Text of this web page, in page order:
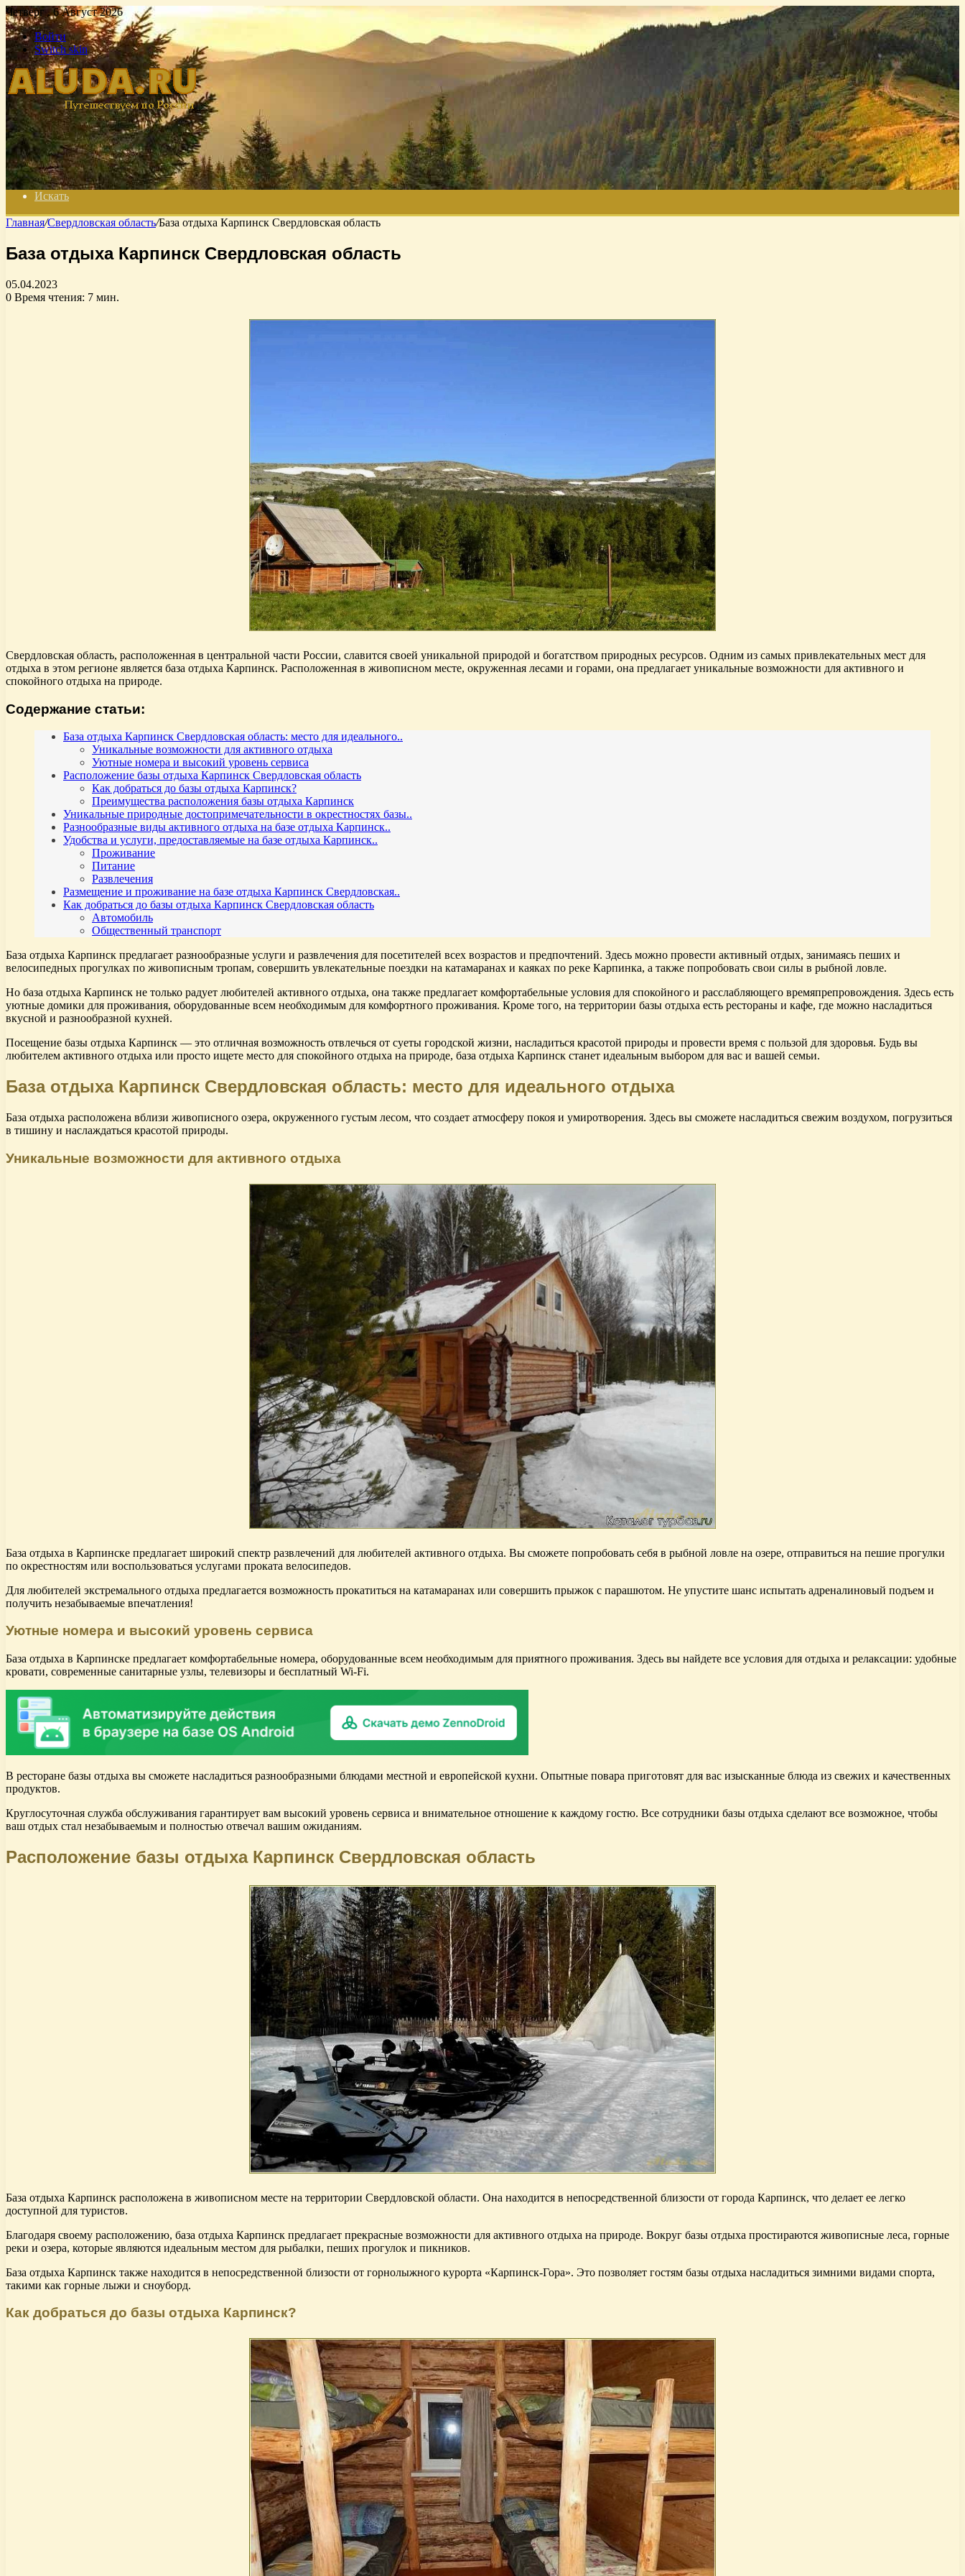
Четверг , 6 Август 2026
Войти
Switch skin
Искать
Главная/Свердловская область/База отдыха Карпинск Свердловская область
База отдыха Карпинск Свердловская область
05.04.2023
0 Время чтения: 7 мин.
Свердловская область, расположенная в центральной части России, славится своей уникальной природой и богатством природных ресурсов. Одним из самых привлекательных мест для
отдыха в этом регионе является база отдыха Карпинск. Расположенная в живописном месте, окруженная лесами и горами, она предлагает уникальные возможности для активного и
спокойного отдыха на природе.
Содержание статьи:
База отдыха Карпинск Свердловская область: место для идеального..
Уникальные возможности для активного отдыха
Уютные номера и высокий уровень сервиса
Расположение базы отдыха Карпинск Свердловская область
Как добраться до базы отдыха Карпинск?
Преимущества расположения базы отдыха Карпинск
Уникальные природные достопримечательности в окрестностях базы..
Разнообразные виды активного отдыха на базе отдыха Карпинск..
Удобства и услуги, предоставляемые на базе отдыха Карпинск..
Проживание
Питание
Развлечения
Размещение и проживание на базе отдыха Карпинск Свердловская..
Как добраться до базы отдыха Карпинск Свердловская область
Автомобиль
Общественный транспорт
База отдыха Карпинск предлагает разнообразные услуги и развлечения для посетителей всех возрастов и предпочтений. Здесь можно провести активный отдых, занимаясь пеших и
велосипедных прогулках по живописным тропам, совершить увлекательные поездки на катамаранах и каяках по реке Карпинка, а также попробовать свои силы в рыбной ловле.
Но база отдыха Карпинск не только радует любителей активного отдыха, она также предлагает комфортабельные условия для спокойного и расслабляющего времяпрепровождения. Здесь есть
уютные домики для проживания, оборудованные всем необходимым для комфортного проживания. Кроме того, на территории базы отдыха есть рестораны и кафе, где можно насладиться
вкусной и разнообразной кухней.
Посещение базы отдыха Карпинск — это отличная возможность отвлечься от суеты городской жизни, насладиться красотой природы и провести время с пользой для здоровья. Будь вы
любителем активного отдыха или просто ищете место для спокойного отдыха на природе, база отдыха Карпинск станет идеальным выбором для вас и вашей семьи.
База отдыха Карпинск Свердловская область: место для идеального отдыха
База отдыха расположена вблизи живописного озера, окруженного густым лесом, что создает атмосферу покоя и умиротворения. Здесь вы сможете насладиться свежим воздухом, погрузиться
в тишину и наслаждаться красотой природы.
Уникальные возможности для активного отдыха
База отдыха в Карпинске предлагает широкий спектр развлечений для любителей активного отдыха. Вы сможете попробовать себя в рыбной ловле на озере, отправиться на пешие прогулки
по окрестностям или воспользоваться услугами проката велосипедов.
Для любителей экстремального отдыха предлагается возможность прокатиться на катамаранах или совершить прыжок с парашютом. Не упустите шанс испытать адреналиновый подъем и
получить незабываемые впечатления!
Уютные номера и высокий уровень сервиса
База отдыха в Карпинске предлагает комфортабельные номера, оборудованные всем необходимым для приятного проживания. Здесь вы найдете все условия для отдыха и релаксации: удобные
кровати, современные санитарные узлы, телевизоры и бесплатный Wi-Fi.
В ресторане базы отдыха вы сможете насладиться разнообразными блюдами местной и европейской кухни. Опытные повара приготовят для вас изысканные блюда из свежих и качественных
продуктов.
Круглосуточная служба обслуживания гарантирует вам высокий уровень сервиса и внимательное отношение к каждому гостю. Все сотрудники базы отдыха сделают все возможное, чтобы
ваш отдых стал незабываемым и полностью отвечал вашим ожиданиям.
Расположение базы отдыха Карпинск Свердловская область
База отдыха Карпинск расположена в живописном месте на территории Свердловской области. Она находится в непосредственной близости от города Карпинск, что делает ее легко
доступной для туристов.
Благодаря своему расположению, база отдыха Карпинск предлагает прекрасные возможности для активного отдыха на природе. Вокруг базы отдыха простираются живописные леса, горные
реки и озера, которые являются идеальным местом для рыбалки, пеших прогулок и пикников.
База отдыха Карпинск также находится в непосредственной близости от горнолыжного курорта «Карпинск-Гора». Это позволяет гостям базы отдыха насладиться зимними видами спорта,
такими как горные лыжи и сноуборд.
Как добраться до базы отдыха Карпинск?